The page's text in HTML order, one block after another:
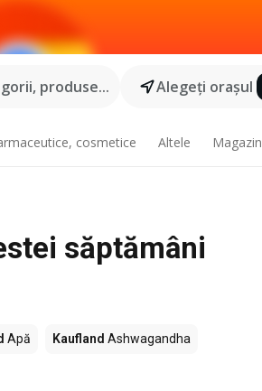
produse...
Alegeţi oraşul
cosmetice Altele Magazin
săptămâni
Apă Kaufland Ashwagandha